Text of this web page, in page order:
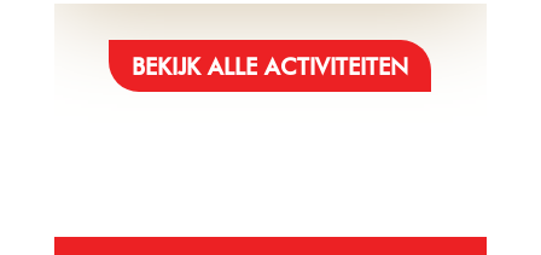
BEKIJK ALLE ACTIVITEITEN